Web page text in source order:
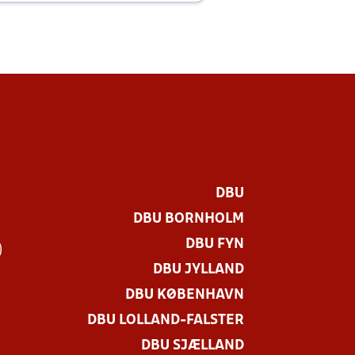
DBU
DBU BORNHOLM
DBU FYN
DBU JYLLAND
DBU KØBENHAVN
DBU LOLLAND-FALSTER
DBU SJÆLLAND